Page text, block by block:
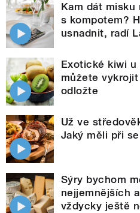
Kam dát misku
s kompotem?
usnadnit, radí
Exotické kiwi u
můžete
odložte
Už ve
Jaký měli při
Sýry bychom
nejjemnějších
vždycky ještě